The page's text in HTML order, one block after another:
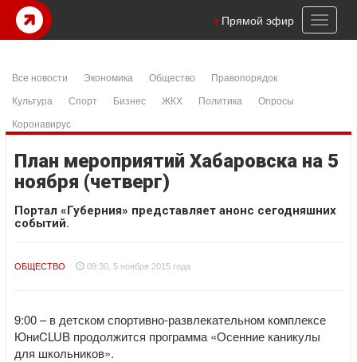
Toggle
Прямой эфир
Все новости Экономика Общество
Правопорядок
Культура
Спорт Бизнес ЖКХ Политика
Опросы
Коронавирус
План мероприятий Хабаровска на 5
ноября (четверг)
Портал «Губерния» представляет анонс сегодняшних
событий.
ОБЩЕСТВО 09:30, 5 ноября 2015 года
9:00 – в детском спортивно-развлекательном комплексе
ЮниCLUB продолжится программа «Осенние каникулы
для школьников».